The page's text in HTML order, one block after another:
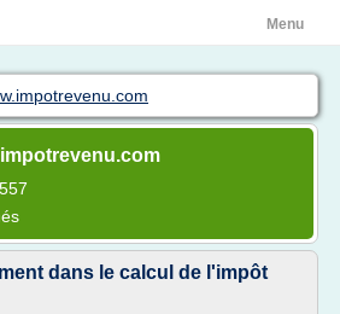
Menu
dans le calcul de l'impôt